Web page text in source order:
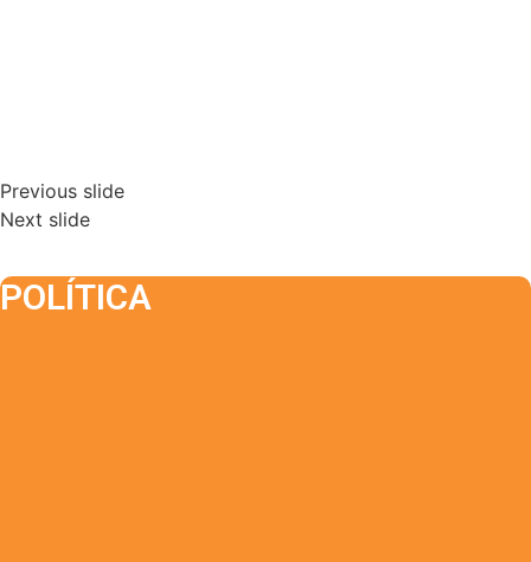
Previous slide
Next slide
POLÍTICA